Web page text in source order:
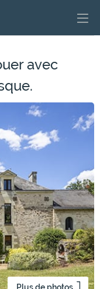
avec